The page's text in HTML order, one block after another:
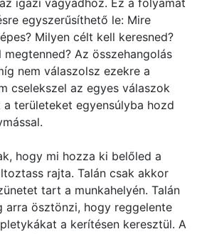
igazi vágyadhoz. Ez a folyamat
egyszerűsíthető le: Mire
Milyen célt kell keresned?
Az összehangolás
nem válaszolsz ezekre a
cselekszel az egyes válaszok
területeket egyensúlyba hozd
hogy mi hozza ki belőled a
rajta. Talán csak akkor
tart a munkahelyén. Talán
arra ösztönzi, hogy reggelente
a kerítésen keresztül. A